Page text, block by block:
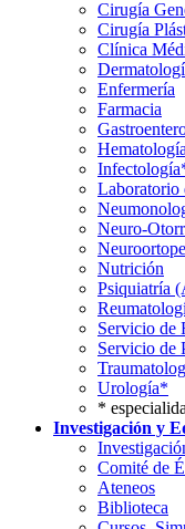
Cirugía
Cirugía
Clínica
Enfermería
Farmacia
Laboratorio
Neuro-
Nutrición
Psiquiatría
Servicio de
Servicio de
Urología*
*
Investigación y
Comité de
Ateneos
Biblioteca